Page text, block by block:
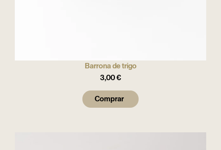
Barrona de trigo
3,00€
Comprar